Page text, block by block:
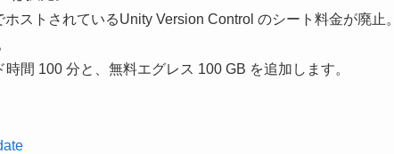
ストされているUnity Version Control のシート料金が廃止。
間 100 分と、無料エグレス 100 GB を追加します。